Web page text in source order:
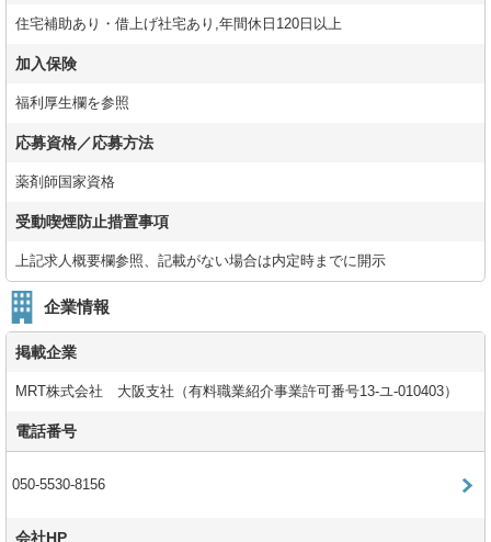
住宅補助あり・借上げ社宅あり,年間休日120日以上
加入保険
福利厚生欄を参照
応募資格／応募方法
薬剤師国家資格
受動喫煙防止措置事項
上記求人概要欄参照、記載がない場合は内定時までに開示
企業情報
掲載企業
MRT株式会社 大阪支社（有料職業紹介事業許可番号13-ユ-010403）
電話番号
050-5530-8156
会社HP